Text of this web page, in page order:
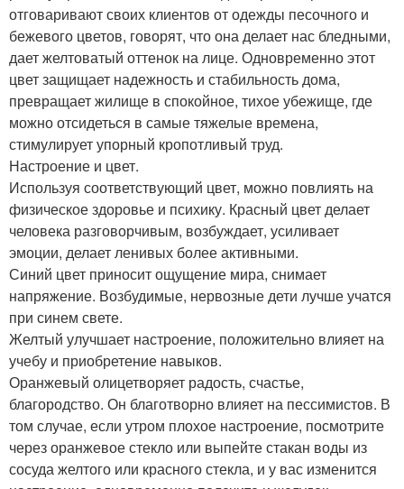
отговаривают своих клиентов от одежды песочного и
бежевого цветов, говорят, что она делает нас бледными,
дает желтоватый оттенок на лице. Одновременно этот
цвет защищает надежность и стабильность дома,
превращает жилище в спокойное, тихое убежище, где
можно отсидеться в самые тяжелые времена,
стимулирует упорный кропотливый труд.
Настроение и цвет.
Используя соответствующий цвет, можно повлиять на
физическое здоровье и психику. Красный цвет делает
человека разговорчивым, возбуждает, усиливает
эмоции, делает ленивых более активными.
Синий цвет приносит ощущение мира, снимает
напряжение. Возбудимые, нервозные дети лучше учатся
при синем свете.
Желтый улучшает настроение, положительно влияет на
учебу и приобретение навыков.
Оранжевый олицетворяет радость, счастье,
благородство. Он благотворно влияет на пессимистов. В
том случае, если утром плохое настроение, посмотрите
через оранжевое стекло или выпейте стакан воды из
сосуда желтого или красного стекла, и у вас изменится